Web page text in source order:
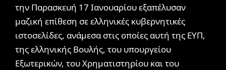
την Παρασκευή 17 Ιανουαρίου εξαπέλυσαν
μαζική επίθεση σε ελληνικές κυβερνητικές
ιστοσελίδες, ανάμεσα στις οποίες αυτή της ΕΥΠ,
της ελληνικής Βουλής, του υπουργείου
Εξωτερικών, του Χρηματιστηρίου και του